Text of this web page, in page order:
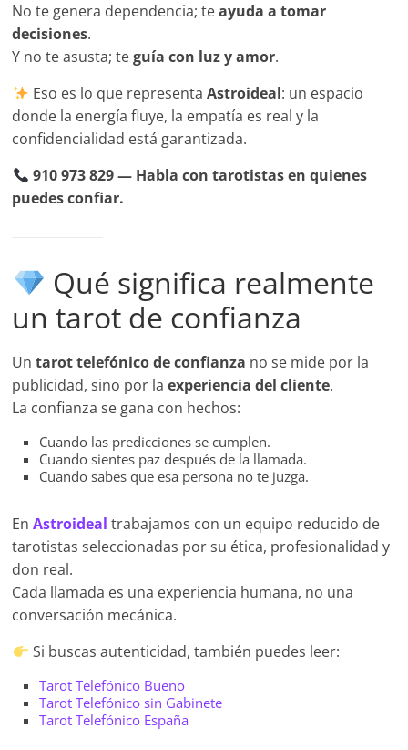
No te genera dependencia; teayuda a tomar
decisiones.
Y no te asusta; teguía con luz y amor.
Eso es lo que representa Astroideal: un espacio
donde la energía fluye, la empatía es real y la
confidencialidad está garantizada.
910 973 829 — Habla con tarotistas en quienes
puedes confiar.
Qué significa realmente
un tarot de confianza
Untarot telefónico de confianza no se mide por la
publicidad, sino por laexperiencia del cliente.
La confianza se gana con hechos:
Cuando las predicciones se cumplen.
Cuando sientes paz después de la llamada.
Cuando sabes que esa persona no te juzga.
EnAstroideal trabajamos con un equipo reducido de
tarotistas seleccionadas por su ética, profesionalidad y
don real.
Cada llamada es una experiencia humana, no una
conversación mecánica.
Si buscas autenticidad, también puedes leer:
Tarot Telefónico Bueno
Tarot Telefónico sin Gabinete
Tarot Telefónico España